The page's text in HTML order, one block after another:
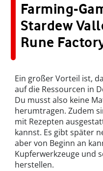
Farming-
Stardew
Rune
Ein großer Vorteil ist,
auf die Ressourcen in
Du musst also keine
herumtragen. Zudem
mit Rezepten
kannst. Es gibt später
aber von Beginn an
Kupferwerkzeuge und
herstellen.